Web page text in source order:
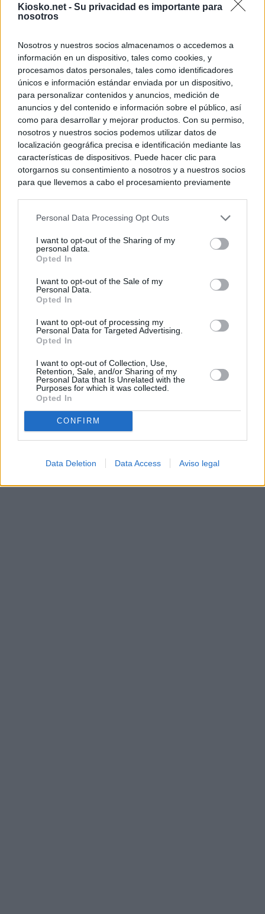
Kiosko.net - Su privacidad es importante para
nosotros
Nosotros y nuestros socios almacenamos o accedemos a
información en un dispositivo, tales como cookies, y
procesamos datos personales, tales como identificadores
únicos e información estándar enviada por un dispositivo,
para personalizar contenidos y anuncios, medición de
anuncios y del contenido e información sobre el público, así
como para desarrollar y mejorar productos. Con su permiso,
nosotros y nuestros socios podemos utilizar datos de
localización geográfica precisa e identificación mediante las
características de dispositivos. Puede hacer clic para
otorgarnos su consentimiento a nosotros y a nuestros socios
para que llevemos a cabo el procesamiento previamente
negar su consentimiento. Tenga en cuenta que algún
de su consentimiento, pero usted tiene el derecho de
rechazar tal procesamiento. Sus preferencias se aplicarán
cualquier momento entrando de nuevo en este sitio web o
visitando nuestra política de privacidad.
Personal Data Processing Opt Outs
I want to opt-out of the Sharing of my
personal data.
Opted In
I want to opt-out of the Sale of my
Personal Data.
Opted In
I want to opt-out of processing my
Personal Data for Targeted Advertising.
Opted In
I want to opt-out of Collection, Use,
Retention, Sale, and/or Sharing of my
Personal Data that Is Unrelated with the
Purposes for which it was collected.
Opted In
CONFIRM
Data Deletion Data Access Aviso legal